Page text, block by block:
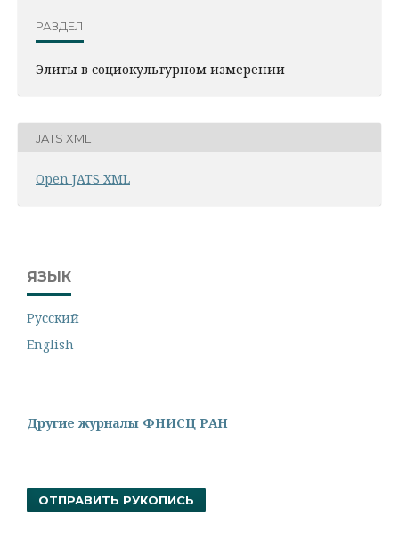
РАЗДЕЛ
Элиты в социокультурном измерении
JATS XML
Open JATS XML
ЯЗЫК
Русский
English
Другие журналы ФНИСЦ РАН
ОТПРАВИТЬ РУКОПИСЬ